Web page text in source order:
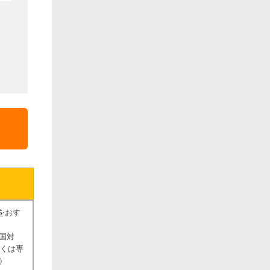
おす
対
は専